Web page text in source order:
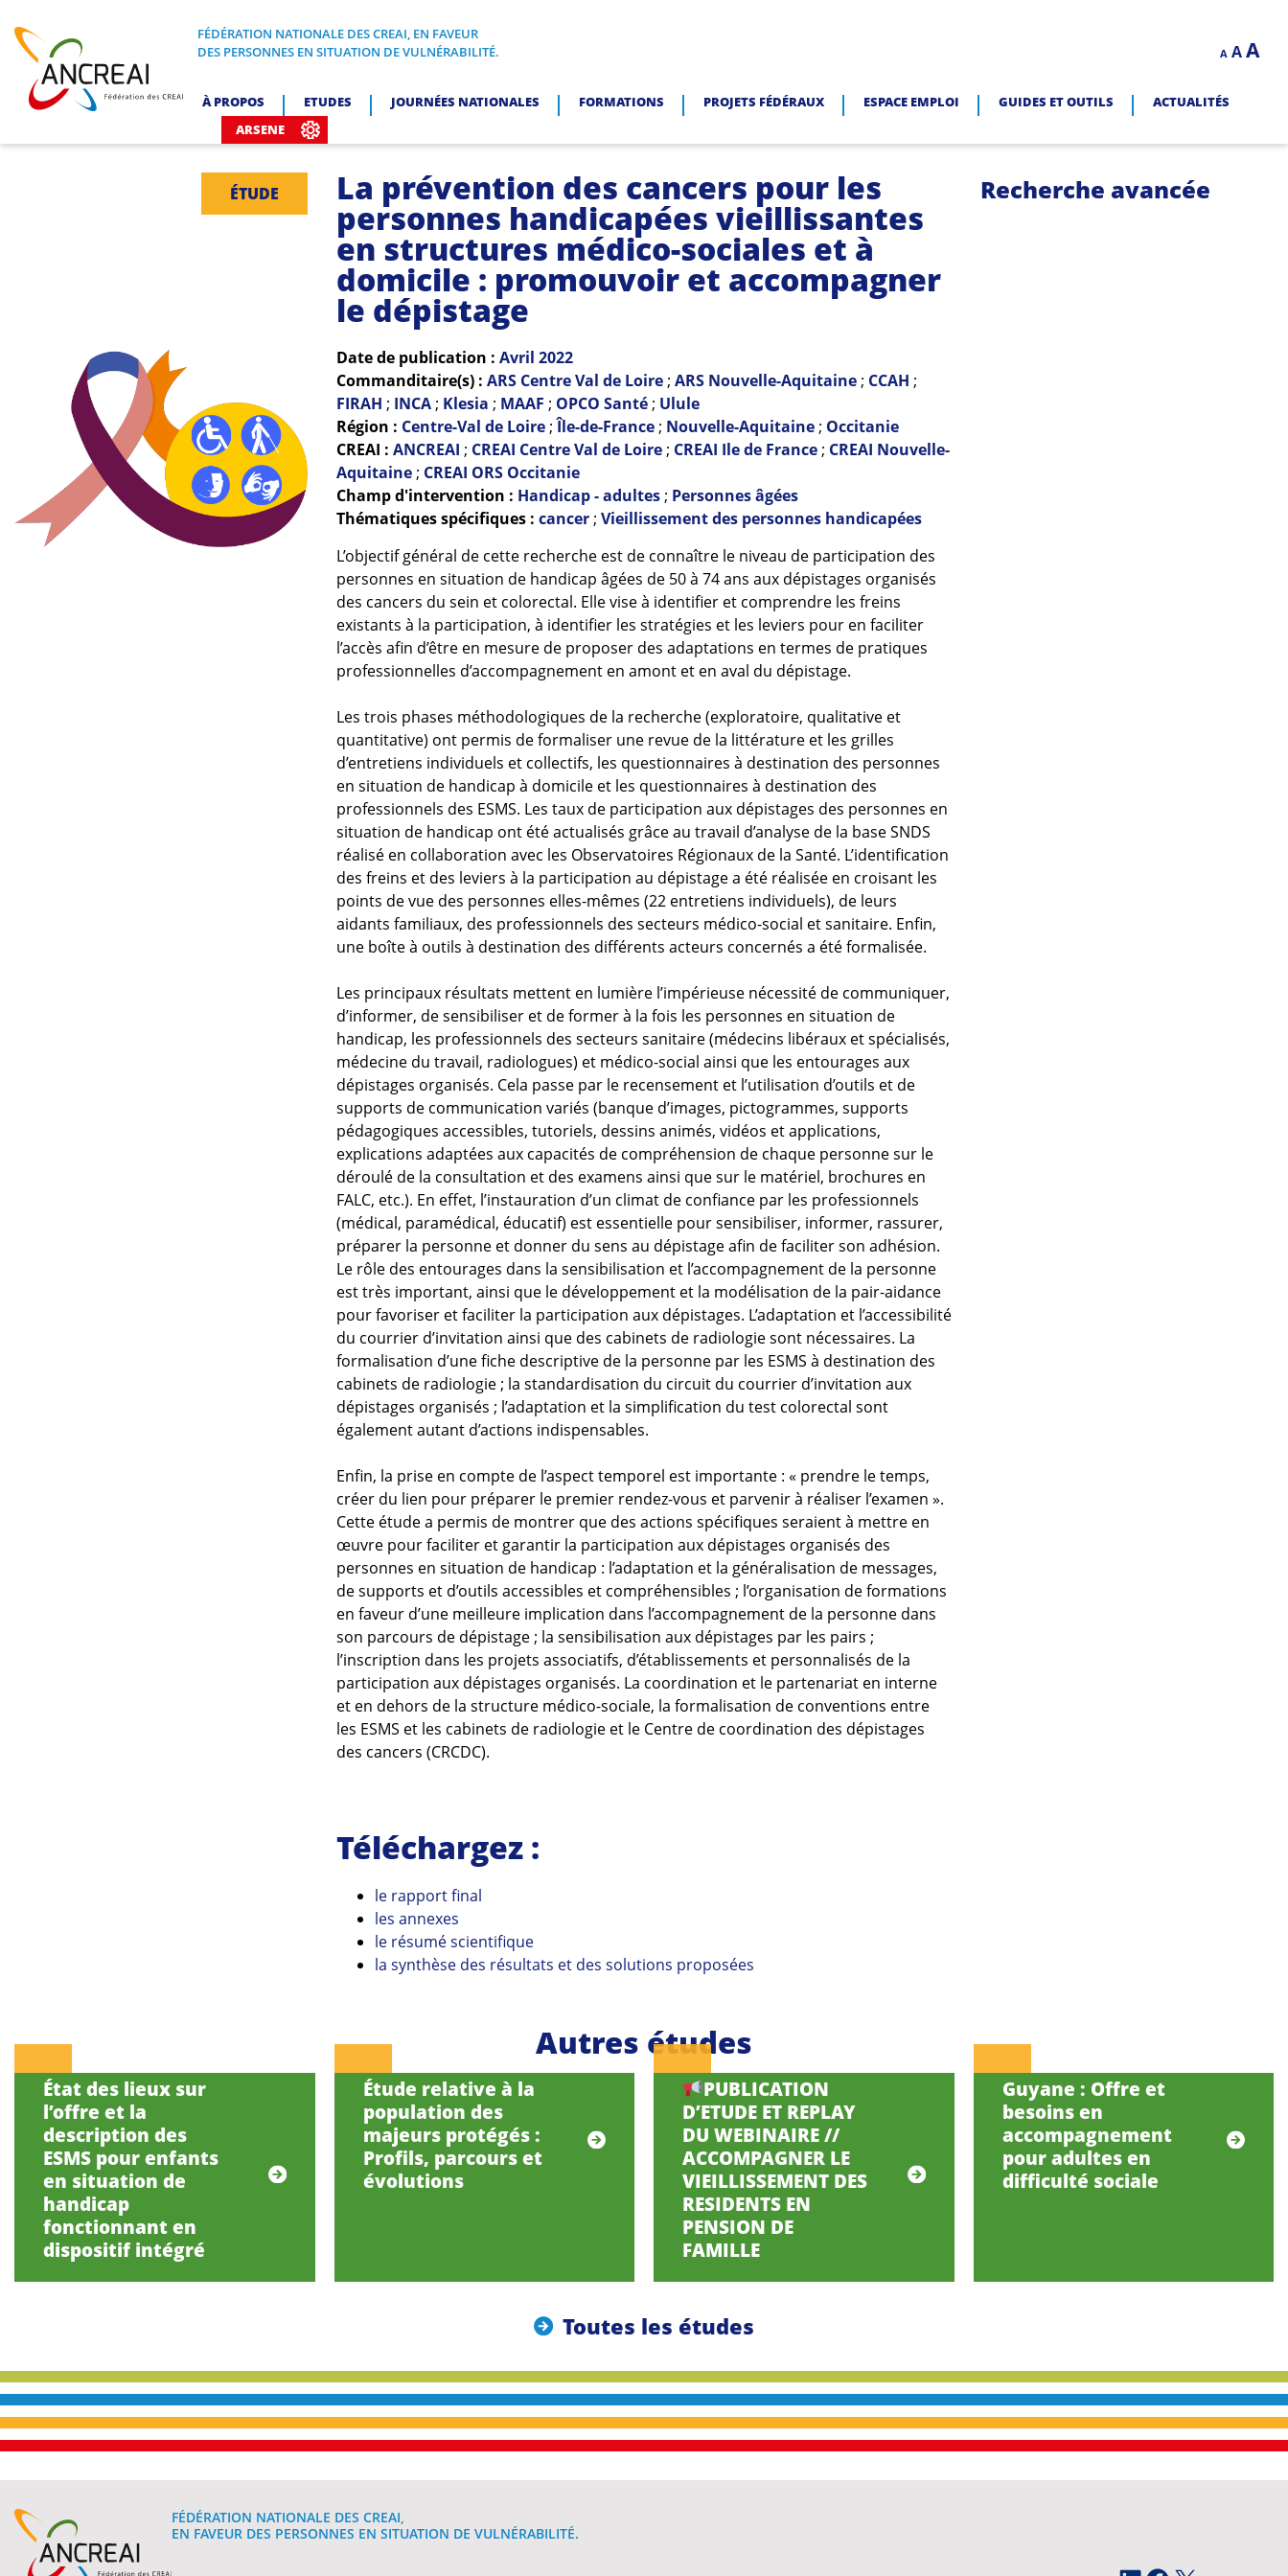
content
ANCREAI
FÉDÉRATION NATIONALE DES CREAI, EN FAVEUR DES PERSONNES EN SITUATION DE VULNÉRABILITÉ.
FÉDÉRATION NATIONALE DES CREAI, EN FAVEUR
DES PERSONNES EN SITUATION DE VULNÉRABILITÉ.
A
Decrease
font
A Reset
A
À PROPOS ETUDES JOURNÉES NATIONALES FORMATIONS PROJETS FÉDÉRAUX ESPACE EMPLOI GUIDES ET OUTILS
ACTUALITÉS
ARSENE
ÉTUDE La prévention des cancers pour les
personnes handicapées vieillissantes
en structures médico-sociales et à
domicile : promouvoir et accompagner
le dépistage
Date de publication : Avril 2022
Commanditaire(s) : ARS Centre Val de Loire; ARS Nouvelle-Aquitaine; CCAH ;
FIRAH ; INCA; Klesia ; MAAF ; OPCO Santé; Ulule
Région : Centre-Val de Loire;Île-de-France; Nouvelle-Aquitaine; Occitanie
CREAI : ANCREAI ; CREAI Centre Val de Loire; CREAI Ile de France; CREAI Nouvelle-
Aquitaine; CREAI ORS Occitanie
Champ d'intervention : Handicap - adultes; Personnes âgées
Thématiques spécifiques : cancer; Vieillissement des personnes handicapées
L’objectif général de cette recherche est de connaître le niveau de participation des
personnes en situation de handicap âgées de 50 à 74 ans aux dépistages organisés
des cancers du sein et colorectal. Elle vise à identifier et comprendre les freins
existants à la participation, à identifier les stratégies et les leviers pour en faciliter
l’accès afin d’être en mesure de proposer des adaptations en termes de pratiques
professionnelles d’accompagnement en amont et en aval du dépistage.
Les trois phases méthodologiques de la recherche (exploratoire, qualitative et
quantitative) ont permis de formaliser une revue de la littérature et les grilles
d’entretiens individuels et collectifs, les questionnaires à destination des personnes
en situation de handicap à domicile et les questionnaires à destination des
professionnels des ESMS. Les taux de participation aux dépistages des personnes en
situation de handicap ont été actualisés grâce au travail d’analyse de la base SNDS
réalisé en collaboration avec les Observatoires Régionaux de la Santé. L’identification
des freins et des leviers à la participation au dépistage a été réalisée en croisant les
points de vue des personnes elles-mêmes (22 entretiens individuels), de leurs
aidants familiaux, des professionnels des secteurs médico-social et sanitaire. Enfin,
une boîte à outils à destination des différents acteurs concernés a été formalisée.
Les principaux résultats mettent en lumière l’impérieuse nécessité de communiquer,
d’informer, de sensibiliser et de former à la fois les personnes en situation de
handicap, les professionnels des secteurs sanitaire (médecins libéraux et spécialisés,
médecine du travail, radiologues) et médico-social ainsi que les entourages aux
dépistages organisés. Cela passe par le recensement et l’utilisation d’outils et de
supports de communication variés (banque d’images, pictogrammes, supports
pédagogiques accessibles, tutoriels, dessins animés, vidéos et applications,
explications adaptées aux capacités de compréhension de chaque personne sur le
déroulé de la consultation et des examens ainsi que sur le matériel, brochures en
FALC, etc.). En effet, l’instauration d’un climat de confiance par les professionnels
(médical, paramédical, éducatif) est essentielle pour sensibiliser, informer, rassurer,
préparer la personne et donner du sens au dépistage afin de faciliter son adhésion.
Le rôle des entourages dans la sensibilisation et l’accompagnement de la personne
est très important, ainsi que le développement et la modélisation de la pair-aidance
pour favoriser et faciliter la participation aux dépistages. L’adaptation et l’accessibilité
du courrier d’invitation ainsi que des cabinets de radiologie sont nécessaires. La
formalisation d’une fiche descriptive de la personne par les ESMS à destination des
cabinets de radiologie ; la standardisation du circuit du courrier d’invitation aux
dépistages organisés ; l’adaptation et la simplification du test colorectal sont
également autant d’actions indispensables.
Enfin, la prise en compte de l’aspect temporel est importante : « prendre le temps,
créer du lien pour préparer le premier rendez-vous et parvenir à réaliser l’examen ».
Cette étude a permis de montrer que des actions spécifiques seraient à mettre en
œuvre pour faciliter et garantir la participation aux dépistages organisés des
personnes en situation de handicap : l’adaptation et la généralisation de messages,
de supports et d’outils accessibles et compréhensibles ; l’organisation de formations
en faveur d’une meilleure implication dans l’accompagnement de la personne dans
son parcours de dépistage ; la sensibilisation aux dépistages par les pairs ;
l’inscription dans les projets associatifs, d’établissements et personnalisés de la
participation aux dépistages organisés. La coordination et le partenariat en interne
et en dehors de la structure médico-sociale, la formalisation de conventions entre
les ESMS et les cabinets de radiologie et le Centre de coordination des dépistages
des cancers (CRCDC).
Téléchargez :
le rapport final
les annexes
le résumé scientifique
la synthèse des résultats et des solutions proposées
Recherche avancée
Autres études
État des lieux sur
l’offre et la
description des
ESMS pour enfants
en situation de
handicap
fonctionnant en
dispositif intégré
Étude relative à la
population des
majeurs protégés :
Profils, parcours et
évolutions
PUBLICATION
D’ETUDE ET REPLAY
DU WEBINAIRE //
ACCOMPAGNER LE
VIEILLISSEMENT DES
RESIDENTS EN
PENSION DE
FAMILLE
Guyane : Offre et
besoins en
accompagnement
pour adultes en
difficulté sociale
Toutes les études
FÉDÉRATION NATIONALE DES CREAI,
EN FAVEUR DES PERSONNES EN SITUATION DE VULNÉRABILITÉ.